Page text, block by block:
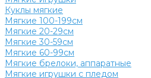
Куклы мягкие
Мягкие 100-199см
Мягкие 20-29см
Мягкие 30-59см
Мягкие 60-99см
Мягкие брелоки, аппаратные
Мягкие игрушки с пледом